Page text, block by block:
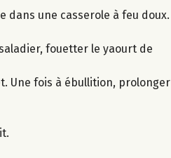
dans une casserole à feu doux.
fouetter le yaourt de
Une fois à ébullition, prolonger